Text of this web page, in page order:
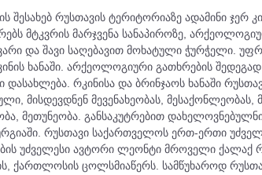
შესახებ რუსთავის ტერიტორიაზე ადამინი ჯერ
მტკვრის მარჯვენა სანაპიროზე,
და შავი საღებავით მოხატული ჭურჭელი.
ხანაში. არქეოლოგიური გათხრების
დასახლება. რკინისა და ბრინჯაოს ხანაში
მისდევდნენ მევენახეობას,
მეთუნეობა. განსაკუტრებით
რუსთავი საქართველოს ერთ-ერთი
უძველესი ავტორი ლეონტი მროველი ქალაქ
ქართლოსის ცოლსმიაწერს. სამწუხაროდ